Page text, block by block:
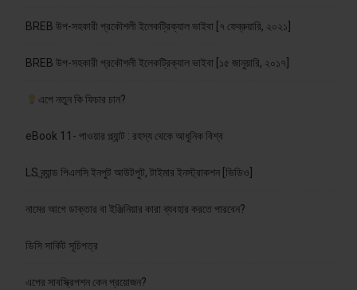
BREB উপ-সহকারী প্রকৌশলী ইলেকট্রিক্যাল ভাইবা [৭ ফেব্রুয়ারি, ২০২১]
BREB উপ-সহকারী প্রকৌশলী ইলেকট্রিক্যাল ভাইবা [১৫ জানুয়ারি, ২০১৭]
এপে নতুন কি ফিচার চান?
eBook 11- পাওয়ার প্ল্যান্ট : রহস্য থেকে আধুনিক বিশ্ব
LS ব্র্যান্ড পিএলসি ইনপুট আউটপুট, টাইমার ইনস্ট্রাকশন [ভিডিও]
নামের আগে ডাক্তার বা ইঞ্জিনিয়ার কারা ব্যবহার করতে পারবেন?
ডিসি সার্কিট সূচিপত্র
এপের সাবস্ক্রিপশন কেন প্রয়োজন?